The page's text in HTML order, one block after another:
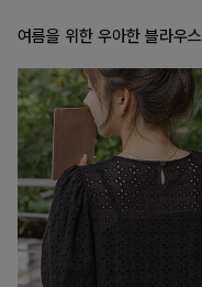
여름을 위한 우아한 블라우스